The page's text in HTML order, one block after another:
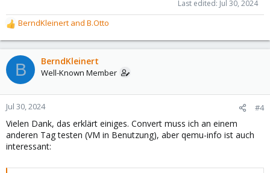
Last edited: Jul 30, 2024
R
e
a
c
t
o
n
s
:
BerndKleinert and B.Otto
B BerndKleinert
Well-Known Member
Jul 30, 2024 #4
Vielen Dank, das erklärt einiges. Convert muss ich an einem
anderen Tag testen (VM in Benutzung), aber qemu-info ist auch
interessant: